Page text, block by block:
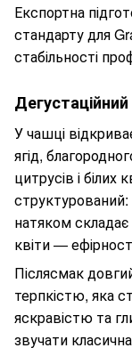
Експортна
стандарту для
стабільності
У чашці
ягід,
цитрусів і білих
натяком
квіти —
Післясмак
терпкістю, яка
яскравістю та
звучати